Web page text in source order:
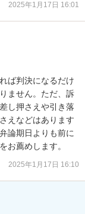
2025年1月17日 16:01
ば判決になるだけ
ません。ただ、訴
し押さえや引き落
えなどはあります
論期日よりも前に
お薦めします。
2025年1月17日 16:10